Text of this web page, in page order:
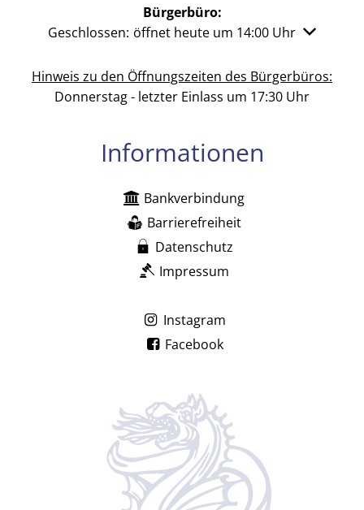
Bürgerbüro:
Klicken, um weitere Öffnungs- oder Schließzeiten
Geschlossen: öffnet heute um 14:00 Uhr
Hinweis zu den Öffnungszeiten des Bürgerbüros:
Donnerstag - letzter Einlass um 17:30 Uhr
Informationen
Bankverbindung
Barrierefreiheit
Datenschutz
Impressum
Instagram
Facebook